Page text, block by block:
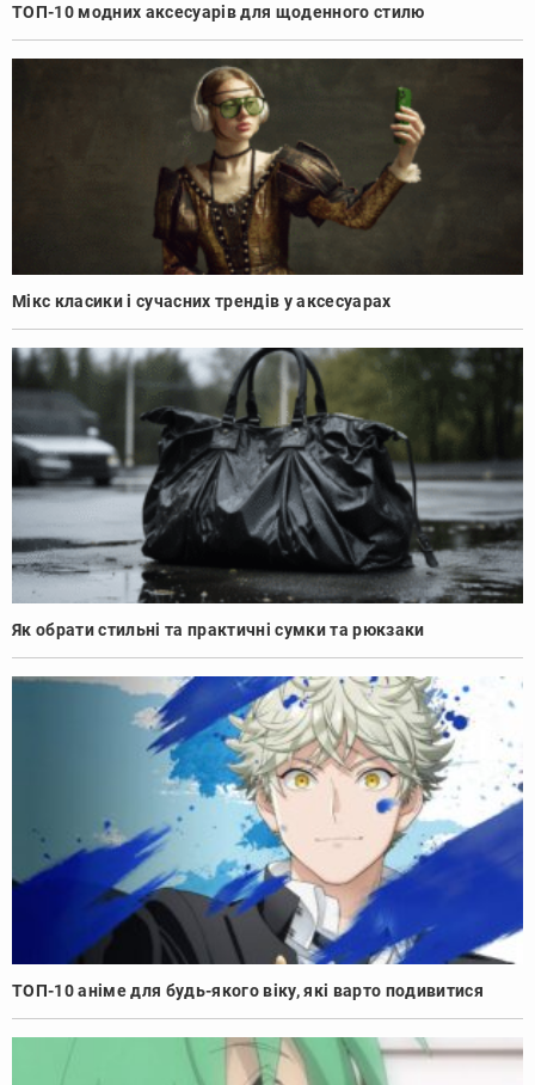
ТОП-10 модних аксесуарів для щоденного стилю
Мікс класики і сучасних трендів у аксесуарах
Як обрати стильні та практичні сумки та рюкзаки
ТОП-10 аніме для будь-якого віку, які варто подивитися